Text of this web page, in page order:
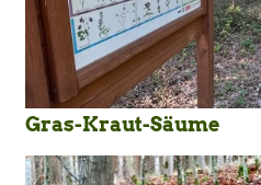
Gras-Kraut-Säume